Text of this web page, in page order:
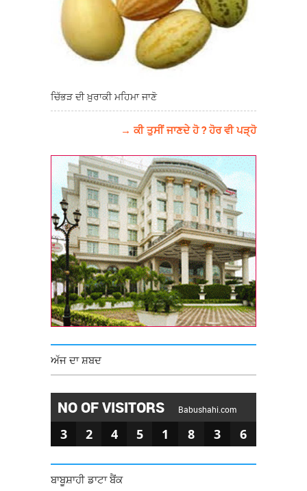
ਚਿੱਭੜ ਦੀ ਖ਼ੁਰਾਕੀ ਮਹਿਮਾ ਜਾਣੋ
→ ਕੀ ਤੁਸੀਂ ਜਾਣਦੇ ਹੋ ? ਹੋਰ ਵੀ ਪੜ੍ਹੋ
ਅੱਜ ਦਾ ਸ਼ਬਦ
NO OF VISITORS Babushahi.com
3 2 4 5 1 8 3 6
ਬਾਬੂਸ਼ਾਹੀ ਡਾਟਾ ਬੈਂਕ